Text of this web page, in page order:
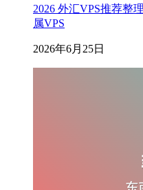
2026 外汇VPS推荐整
属VPS
2026年6月25日